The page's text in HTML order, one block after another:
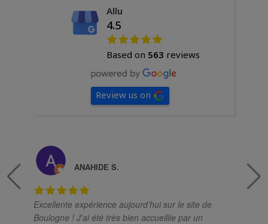
Allu
4.5
Based on 563 reviews
Review us on
Excellente expérience aujourd’hui sur le site de
Boulogne ! J’ai été très bien accueillie par un
ANAHIDE S.